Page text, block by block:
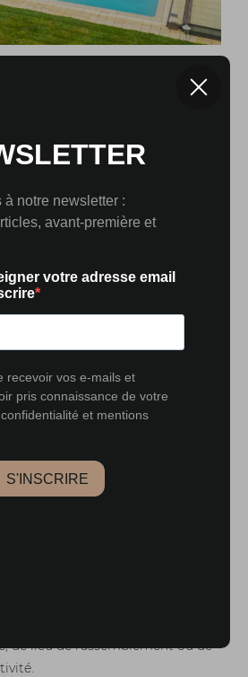
ET
À DÉVELOPPER
développe aujourd’hui 372
sur deux niveaux, avec une
utilisées pour une vie familiale
de préserver l’intimité de
prolongés. La cuisine, ouverte
sur une arrière-cuisine et une
de-chaussée. Deux
de 50 m² et 40 m²,
des proches ou d’envisager une
de lieu de rassemblement ou de